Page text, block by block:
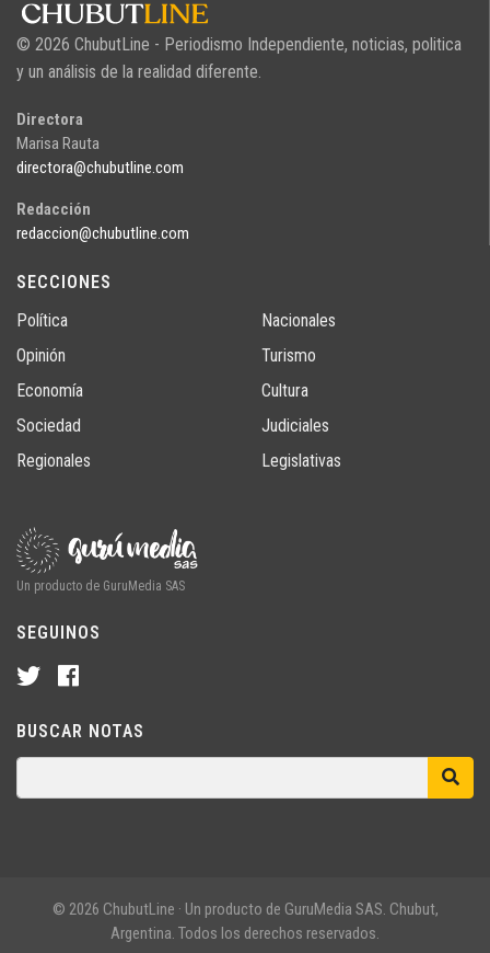
© 2026 ChubutLine - Periodismo Independiente, noticias, politica
y un análisis de la realidad diferente.
Directora
Marisa Rauta
directora@chubutline.com
Redacción
redaccion@chubutline.com
SECCIONES
Política
Opinión
Economía
Sociedad
Regionales
Nacionales
Turismo
Cultura
Judiciales
Legislativas
Un producto de GuruMedia SAS
SEGUINOS
BUSCAR NOTAS
© 2026 ChubutLine · Un producto de GuruMedia SAS. Chubut,
Argentina. Todos los derechos reservados.